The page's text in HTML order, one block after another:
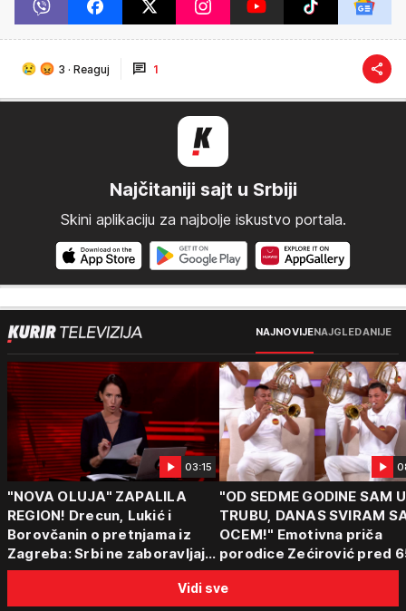
3 · Reaguj 1
Najčitaniji sajt u Srbiji
Skini aplikaciju za najbolje iskustvo portala.
NAJNOVIJENAJGLEDANIJE
03:15
"NOVA OLUJA" ZAPALILA
REGION! Drecun, Lukić i
Borovčanin o pretnjama iz
Zagreba: Srbi ne zaboravljaju
progon
"OD SEDME GODINE SAM
TRUBU, DANAS SVIRAM
OCEM!" Emotivna priča
porodice Zećirović pred
Sabor trubača u Guči
Vidi sve